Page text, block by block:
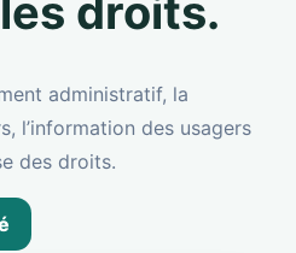
droits.
administratif, la
l’information des usagers
des droits.